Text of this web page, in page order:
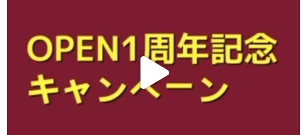
2026/04/16
松戸市よりお越しのお客様のiPhone14の充電不良修理をさせて頂きまし
た！ありがとうございました！
松戸市よりお越しのお客様のiPhone14Proのガラス交換をさせて頂きまし
た！ありがとうございました！
2026/04/16